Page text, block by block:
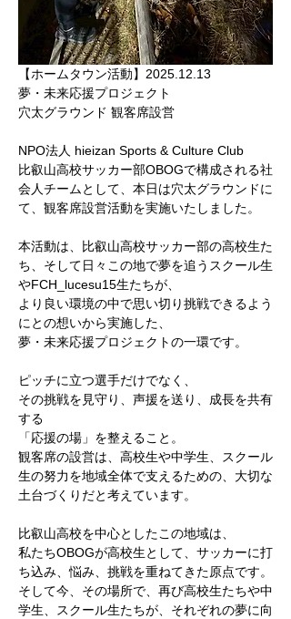
【ホームタウン活動】2025.12.13
夢・未来応援プロジェクト
穴太グラウンド 観客席設営
NPO法人 hieizan Sports & Culture Club
比叡山高校サッカー部OBOGで構成される社
会人チームとして、本日は穴太グラウンドに
て、観客席設営活動を実施いたしました。
本活動は、比叡山高校サッカー部の高校生た
ち、そして日々この地で夢を追うスクール生
やFCH_lucesu15生たちが、
より良い環境の中で思い切り挑戦できるよう
にとの想いから実施した、
夢・未来応援プロジェクトの一環です。
ピッチに立つ選手だけでなく、
その挑戦を見守り、声援を送り、成長を共有
する
「応援の場」を整えること。
観客席の設営は、高校生や中学生、スクール
生の努力を地域全体で支えるための、大切な
土台づくりだと考えています。
比叡山高校を中心としたこの地域は、
私たちOBOGが高校生として、サッカーに打
ち込み、悩み、挑戦を重ねてきた原点です。
そして今、その場所で、再び高校生たちや中
学生、スクール生たちが、それぞれの夢に向